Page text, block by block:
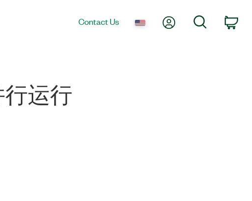
Contact Us My AccountSearch
运行